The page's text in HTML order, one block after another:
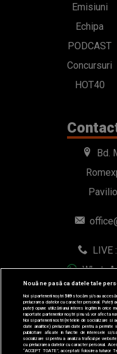
Emisiuni
Echipa
PODCAST
Concursuri
HOT40
Bd.
LIVE
Nouă ne pasă ca datele tale
Noi și partenerii noștri589stocăm și/sau
prelucrarea datelor cu caracter personal. Puteți
puteți opune utilizării unui interes legitim în
raportate partenerilor noștri și nu vă vor afecta
Noi si partenerii nostri (retelele de socializare si
date analitice) prelucram date pentru a permite
publicitare afisate in functie de interesele si/
socializare si pentru a analiza traficul pe
cu prelucrarea datelor cu caracter personal.
“ACCEPT TOATE”, acceptati folosirea tuturor